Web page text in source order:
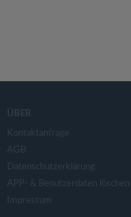
ÜBER
Kontaktanfrage
AGB
Datenschutzerklärung
APP- & Benutzerdaten löschen
Impressum